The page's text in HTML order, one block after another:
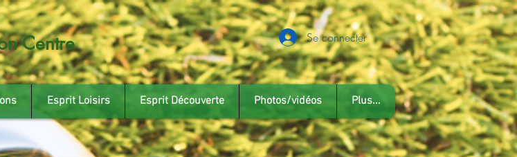
Centre Se connecter
Esprit Loisirs Esprit Découverte Photos/vidéos Plus...